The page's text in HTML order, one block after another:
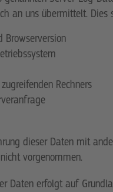
an uns übermittelt. Dies
Browserversion
Rechners
dieser Daten mit
vorgenommen.
Daten erfolgt auf